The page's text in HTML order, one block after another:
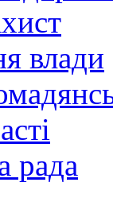
влади
рада